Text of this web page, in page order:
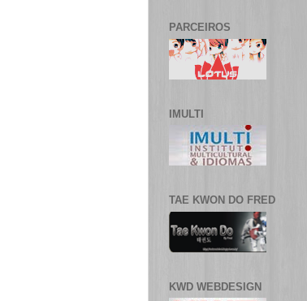
PARCEIROS
IMULTI
TAE KWON DO FRED
KWD WEBDESIGN